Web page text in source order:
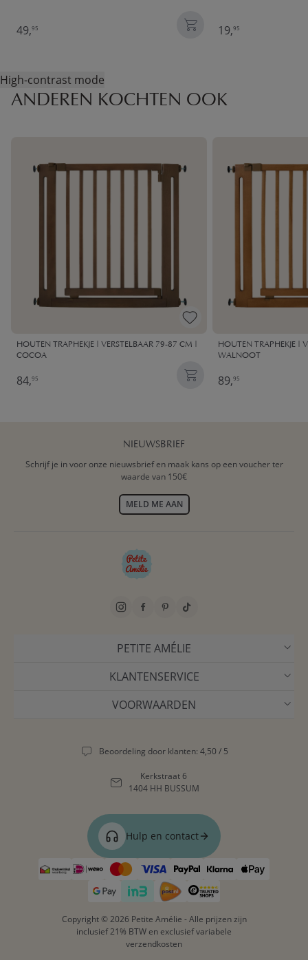
49,95 19,95
High-contrast mode
ANDEREN KOCHTEN OOK
HOUTEN TRAPHEKJE | VERSTELBAAR 79-87 CM |
COCOA
84,95
HOUTEN TRAPHEKJE |
WALNOOT
89,95
NIEUWSBRIEF
Schrijf je in voor onze nieuwsbrief en maak kans op een voucher ter
waarde van 150€
MELD ME AAN
PETITE AMÉLIE
KLANTENSERVICE
VOORWAARDEN
Beoordeling door klanten: 4,50 / 5
Kerkstraat 6
1404 HH BUSSUM
Hulp en contact
Copyright © 2026 Petite Amélie - Alle prijzen zijn
inclusief 21% BTW en exclusief variabele
verzendkosten